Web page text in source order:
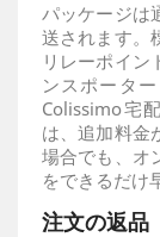
パッケージは
送されます。
リレーポイン
ンスポータ
Colissimo宅
は、追加料金
場合でも、オ
をできるだけ
注文の返品